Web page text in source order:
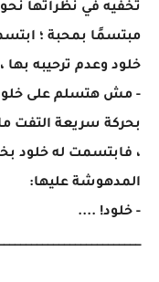
تخفيه في نظراتها
مبتسمًا بمحبة ؛
خلود وعدم ترحيبه
- مش هتسلم على خلود
بحركة سريعة التفت
، فابتسمت له خلود
المدهوشة عليها:
- خلود! ....